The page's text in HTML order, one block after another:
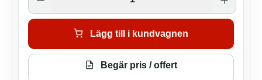
Lägg till i kundvagnen
Begär pris / offert